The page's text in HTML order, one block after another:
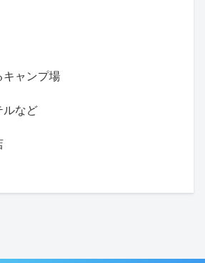
キャンプ場
ルなど